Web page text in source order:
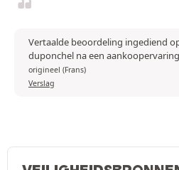
Vertaalde beoordeling ingediend
duponchel na een
origineel (Frans)
Verslag